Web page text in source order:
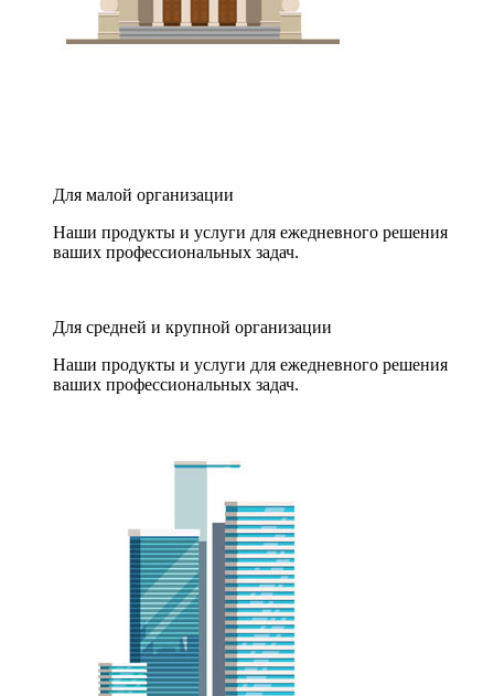
Для малой организации
Наши продукты и услуги для ежедневного решения
ваших профессиональных задач.
Для средней и крупной организации
Наши продукты и услуги для ежедневного решения
ваших профессиональных задач.